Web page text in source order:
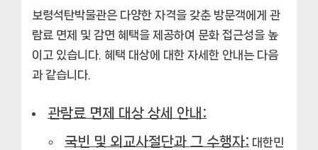
보령석탄박물관은 다양한 자격을 갖춘 방문객에게 관
람료 면제 및 감면 혜택을 제공하여 문화 접근성을 높
이고 있습니다. 혜택 대상에 대한 자세한 안내는 다음
과 같습니다.
관람료 면제 대상 상세 안내:
국빈 및 외교사절단과 그 수행자: 대한민